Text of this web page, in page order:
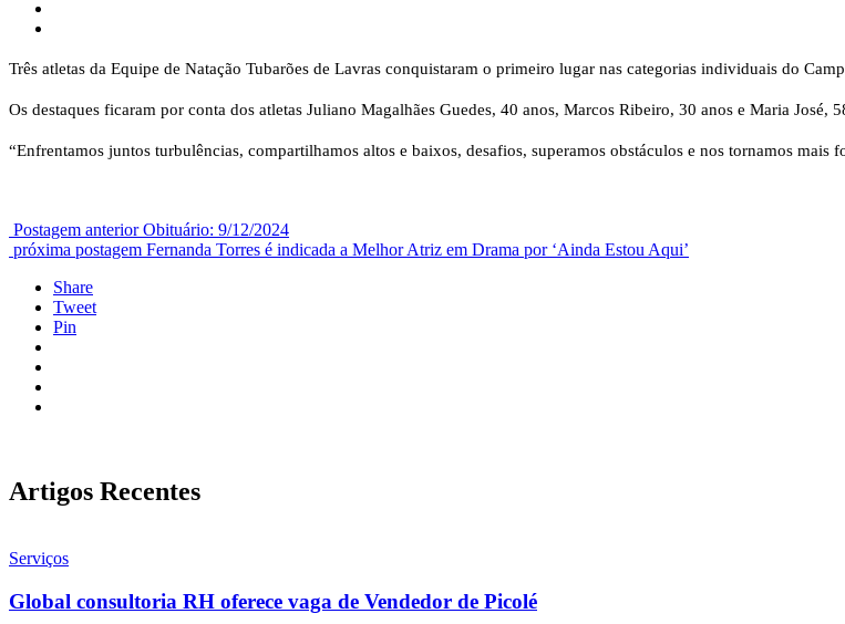
Três atletas da Equipe de Natação Tubarões de Lavras conquistaram o primeiro lugar nas categorias individuais do
Os destaques ficaram por conta dos atletas Juliano Magalhães Guedes, 40 anos, Marcos Ribeiro, 30 anos e Maria José,
“Enfrentamos juntos turbulências, compartilhamos altos e baixos, desafios, superamos obstáculos e nos tornamos mais
Postagem anterior Obituário: 9/12/2024
próxima postagem Fernanda Torres é indicada a Melhor Atriz em Drama por ‘Ainda Estou Aqui’
Share
Tweet
Pin
Artigos Recentes
Serviços
Global consultoria RH oferece vaga de Vendedor de Picolé